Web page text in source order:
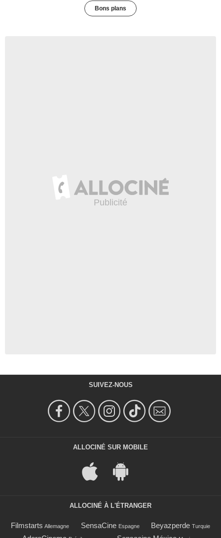
Bons plans
SUIVEZ-NOUS
ALLOCINÉ SUR MOBILE
ALLOCINÉ À L'ÉTRANGER
Filmstarts Allemagne SensaCine Espagne Beyazperde Turquie